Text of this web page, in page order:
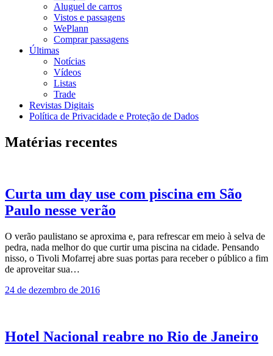
Aluguel de carros
Vistos e passagens
WePlann
Comprar passagens
Últimas
Notícias
Vídeos
Listas
Trade
Revistas Digitais
Política de Privacidade e Proteção de Dados
Matérias recentes
Curta um day use com piscina em São
Paulo nesse verão
O verão paulistano se aproxima e, para refrescar em meio à selva de
pedra, nada melhor do que curtir uma piscina na cidade. Pensando
nisso, o Tivoli Mofarrej abre suas portas para receber o público a fim
de aproveitar sua…
24 de dezembro de 2016
Hotel Nacional reabre no Rio de Janeiro